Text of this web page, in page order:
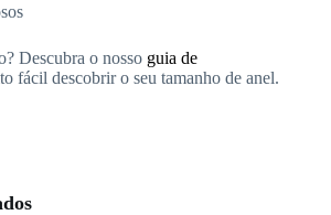
Descubra o nosso guia de
fácil descobrir o seu tamanho de anel.